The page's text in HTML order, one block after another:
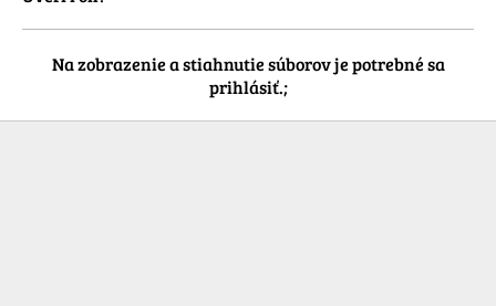
Na zobrazenie a stiahnutie súborov je potrebné sa
prihlásiť.;